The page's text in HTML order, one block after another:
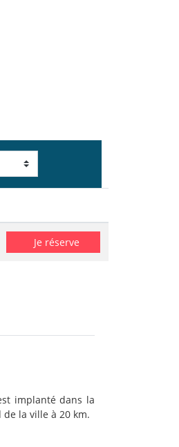
Je réserve
implanté dans la
la ville à 20 km.